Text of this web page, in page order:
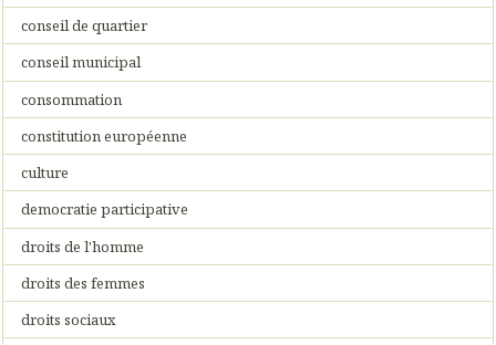
conseil de quartier
conseil municipal
consommation
constitution européenne
culture
democratie participative
droits de l'homme
droits des femmes
droits sociaux